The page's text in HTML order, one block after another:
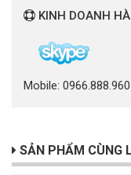
KINH DOANH
Mobile: 0966.888.960
SẢN PHẨM CÙNG